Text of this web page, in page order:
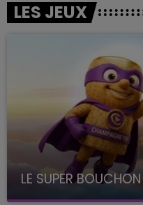
LES JEUX
LE SUPER
avec La Famille